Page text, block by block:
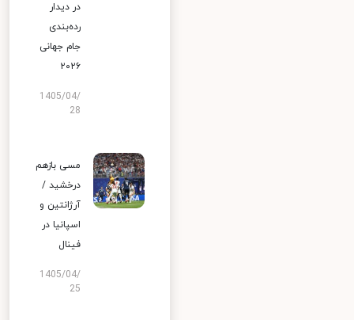
در دیدار
رده‌بندی
جام جهانی
۲۰۲۶
1405/04/
28
مسی بازهم
درخشید /
آرژانتین و
اسپانیا در
فینال
1405/04/
25